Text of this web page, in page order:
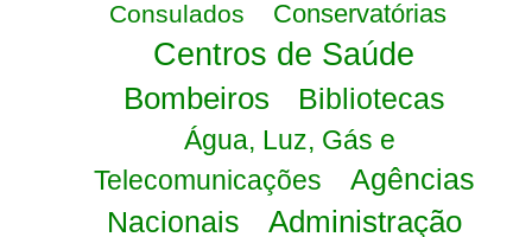
Consulados
Conservatórias
Centros de Saúde
Bombeiros
Bibliotecas
Água, Luz, Gás e
Telecomunicações
Agências
Nacionais
Administração